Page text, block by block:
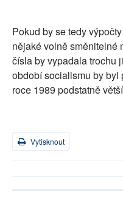
Pokud by se tedy
nějaké volně směnitelné
čísla by vypadala trochu
období socialismu by byl
roce 1989 podstatně
Vytisknout